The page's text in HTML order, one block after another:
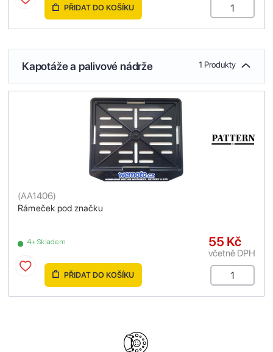
PŘIDAT DO KOŠÍKU
Kapotáže a palivové nádrže 1 Produkty
Rámeček pod značku
(AA1406)
4+ Skladem 55 Kč
včetně DPH
PŘIDAT DO KOŠÍKU